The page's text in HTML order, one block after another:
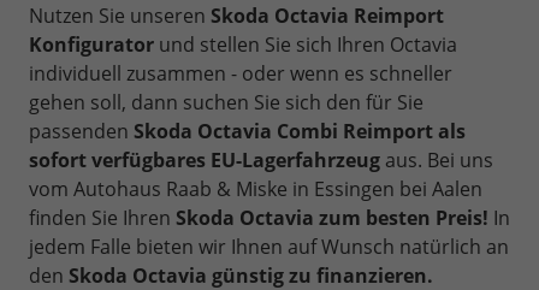
Nutzen Sie unseren Skoda Octavia Reimport
Konfigurator und stellen Sie sich Ihren Octavia
individuell zusammen - oder wenn es schneller
gehen soll, dann suchen Sie sich den für Sie
passenden Skoda Octavia Combi Reimport als
sofort verfügbares EU-Lagerfahrzeug aus. Bei uns
vom Autohaus Raab & Miske in Essingen bei Aalen
finden Sie Ihren Skoda Octavia zum besten Preis! In
jedem Falle bieten wir Ihnen auf Wunsch natürlich an
den Skoda Octavia günstig zu finanzieren.